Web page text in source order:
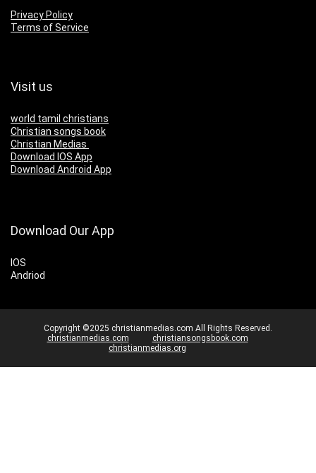
Privacy Policy
Terms of Service
Visit us
world tamil christians
Christian songs book
Christian Medias
Download IOS App
Download Android App
Download Our App
IOS
Andriod
Copyright ©2025 christianmedias.com All Rights Reserved.
christianmedias.com
christiansongsbook.com
christianmedias.org